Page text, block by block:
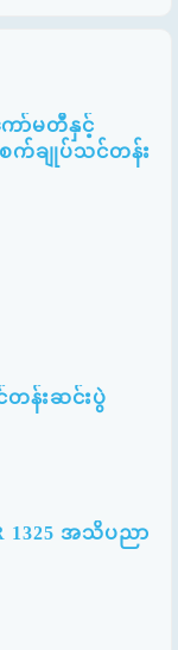
ော်မတီနှင့်
စက်ချုပ်သင်တန်း
တန်းဆင်းပွဲ
1325 အသိပညာ